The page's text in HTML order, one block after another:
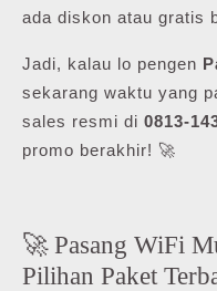
ada diskon atau gratis
Jadi, kalau lo pengen
sekarang waktu yang
sales resmi di 0813-
promo berakhir! 🚀
🚀 Pasang WiFi
Pilihan Paket